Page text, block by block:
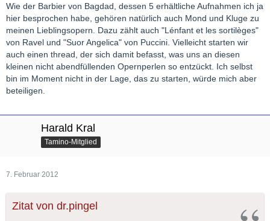
Wie der Barbier von Bagdad, dessen 5 erhältliche Aufnahmen ich ja
hier besprochen habe, gehören natürlich auch Mond und Kluge zu
meinen Lieblingsopern. Dazu zählt auch "Lénfant et les sortilèges"
von Ravel und "Suor Angelica" von Puccini. Vielleicht starten wir
auch einen thread, der sich damit befasst, was uns an diesen
kleinen nicht abendfüllenden Opernperlen so entzückt. Ich selbst
bin im Moment nicht in der Lage, das zu starten, würde mich aber
beteiligen.
Harald Kral
Tamino-Mitglied
7. Februar 2012
Zitat von dr.pingel